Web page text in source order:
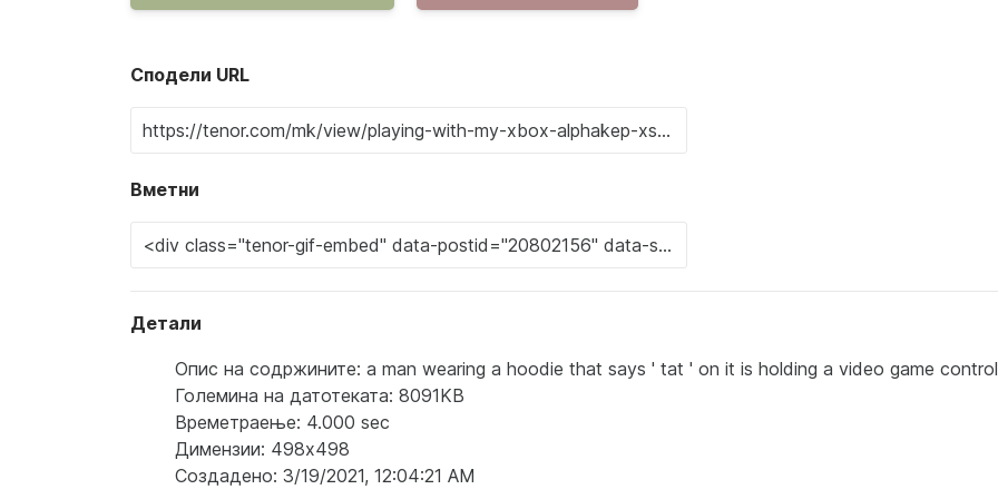
Сподели URL
Вметни
Детали
Опис на содржините: a man wearing a hoodie that says ' tat ' on it is holding a video game
Големина на датотеката: 8091KB
Времетраење: 4.000 sec
Димензии: 498x498
Создадено: 3/19/2021, 12:04:21 AM